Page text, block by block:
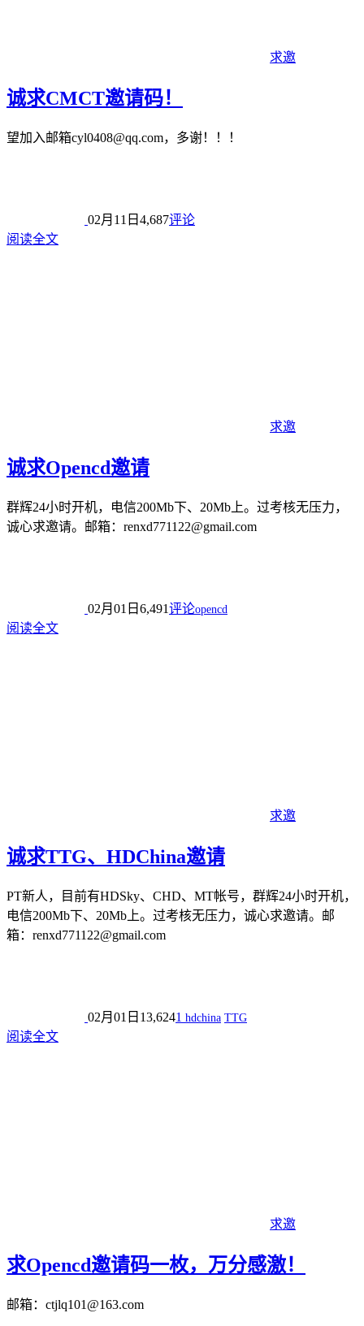
求邀
诚求CMCT邀请码！
望加入邮箱cyl0408@qq.com，多谢！！！
02月11日 4,687评论
阅读全文
求邀
诚求Opencd邀请
群辉24小时开机，电信200Mb下、20Mb上。过考核无压力，
诚心求邀请。邮箱：renxd771122@gmail.com
02月01日 6,491评论opencd
阅读全文
求邀
诚求TTG、HDChina邀请
PT新人，目前有HDSky、CHD、MT帐号，群辉24小时开机，
电信200Mb下、20Mb上。过考核无压力，诚心求邀请。邮
箱：renxd771122@gmail.com
02月01日 13,6241 hdchina TTG
阅读全文
求邀
求Opencd邀请码一枚，万分感激！
邮箱：ctjlq101@163.com